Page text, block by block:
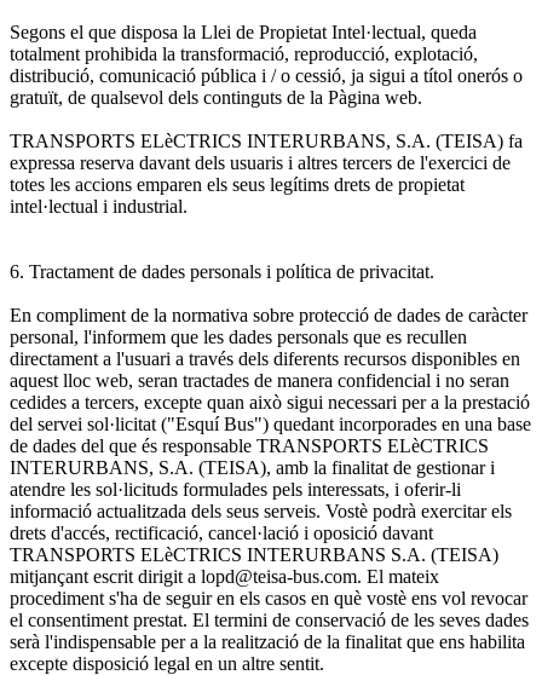
Segons el que disposa la Llei de Propietat Intel·lectual, queda
totalment prohibida la transformació, reproducció, explotació,
distribució, comunicació pública i / o cessió, ja sigui a títol onerós o
gratuït, de qualsevol dels continguts de la Pàgina web.
TRANSPORTS ELèCTRICS INTERURBANS, S.A. (TEISA) fa
expressa reserva davant dels usuaris i altres tercers de l'exercici de
totes les accions emparen els seus legítims drets de propietat
intel·lectual i industrial.
6. Tractament de dades personals i política de privacitat.
En compliment de la normativa sobre protecció de dades de caràcter
personal, l'informem que les dades personals que es recullen
directament a l'usuari a través dels diferents recursos disponibles en
aquest lloc web, seran tractades de manera confidencial i no seran
cedides a tercers, excepte quan això sigui necessari per a la prestació
del servei sol·licitat ("Esquí Bus") quedant incorporades en una base
de dades del que és responsable TRANSPORTS ELèCTRICS
INTERURBANS, S.A. (TEISA), amb la finalitat de gestionar i
atendre les sol·licituds formulades pels interessats, i oferir-li
informació actualitzada dels seus serveis. Vostè podrà exercitar els
drets d'accés, rectificació, cancel·lació i oposició davant
TRANSPORTS ELèCTRICS INTERURBANS S.A. (TEISA)
mitjançant escrit dirigit a lopd@teisa-bus.com. El mateix
procediment s'ha de seguir en els casos en què vostè ens vol revocar
el consentiment prestat. El termini de conservació de les seves dades
serà l'indispensable per a la realització de la finalitat que ens habilita
excepte disposició legal en un altre sentit.